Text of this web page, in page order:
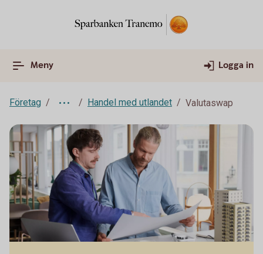
Meny Logga in
Företag Handel med utlandet Valutaswap